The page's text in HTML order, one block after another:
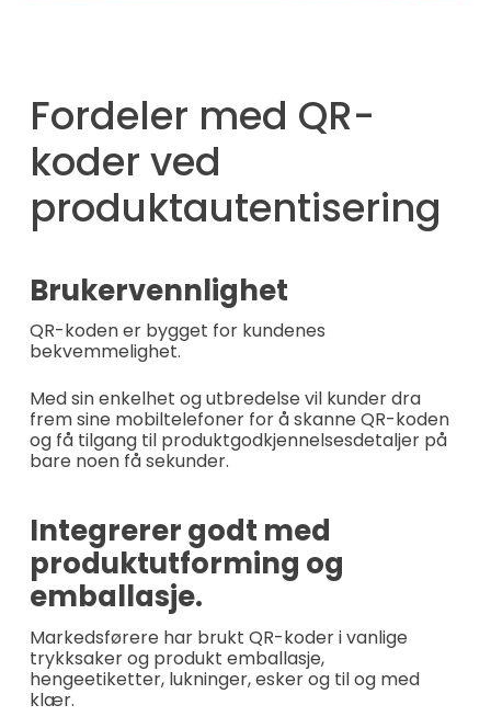
Fordeler med QR-
koder ved
produktautentisering
Brukervennlighet
QR-koden er bygget for kundenes
bekvemmelighet.
Med sin enkelhet og utbredelse vil kunder dra
frem sine mobiltelefoner for å skanne QR-koden
og få tilgang til produktgodkjennelsesdetaljer på
bare noen få sekunder.
Integrerer godt med
produktutforming og
emballasje.
Markedsførere har brukt QR-koder i vanlige
trykksaker og produkt emballasje,
hengeetiketter, lukninger, esker og til og med
klær.